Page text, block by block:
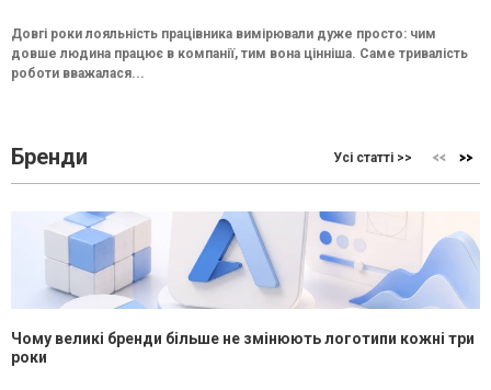
Довгі роки лояльність працівника вимірювали дуже просто: чим
довше людина працює в компанії, тим вона цінніша. Саме тривалість
роботи вважалася...
Бренди Усі статті >>
Чому великі бренди більше не змінюють логотипи кожні три
роки